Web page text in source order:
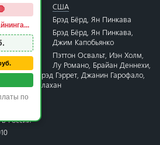
Страна
США
Режиссёр
Брэд Бёрд Ян Пинкава
Брэд Бёрд Ян Пинкава
Джим Капобьянко
Актёры
Пэттон Освальт Иэн Холм
Лу Романо Брайан Деннехи
О’Тул Брэд Гэррет Джанин Гарофало
Джулиус Каллахан
мире
России
по